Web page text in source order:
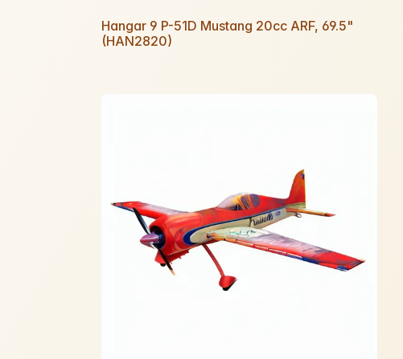
Hangar 9 P-51D Mustang 20cc ARF, 69.5"
(HAN2820)